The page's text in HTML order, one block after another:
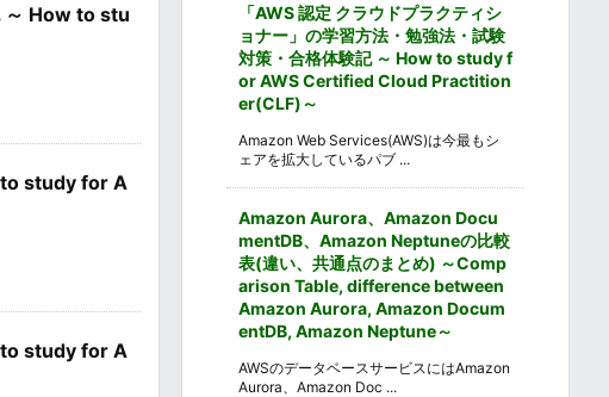
～ How to stu
to study for A
to study for A
「AWS 認定 クラウドプラクティシ
ョナー」の学習方法・勉強法・試験
対策・合格体験記 ～ How to study f
or AWS Certified Cloud Practition
er(CLF)～
Amazon Web Services(AWS)は今最もシ
ェアを拡大しているパブ ...
Amazon Aurora、Amazon Docu
mentDB、Amazon Neptuneの比較
表(違い、共通点のまとめ) ～Comp
arison Table, difference between
Amazon Aurora, Amazon Docum
entDB, Amazon Neptune～
AWSのデータベースサービスにはAmazon
Aurora、Amazon Doc ...